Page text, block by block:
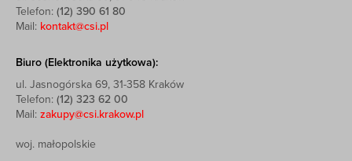
Telefon: (12) 390 61 80
Mail: kontakt@csi.pl
Biuro (Elektronika użytkowa):
ul. Jasnogórska 69, 31-358 Kraków
Telefon: (12) 323 62 00
Mail: zakupy@csi.krakow.pl
woj. małopolskie